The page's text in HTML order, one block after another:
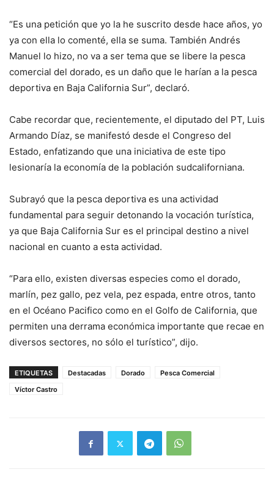
“Es una petición que yo la he suscrito desde hace años, yo
ya con ella lo comenté, ella se suma. También Andrés
Manuel lo hizo, no va a ser tema que se libere la pesca
comercial del dorado, es un daño que le harían a la pesca
deportiva en Baja California Sur”, declaró.
Cabe recordar que, recientemente, el diputado del PT, Luis
Armando Díaz, se manifestó desde el Congreso del
Estado, enfatizando que una iniciativa de este tipo
lesionaría la economía de la población sudcaliforniana.
Subrayó que la pesca deportiva es una actividad
fundamental para seguir detonando la vocación turística,
ya que Baja California Sur es el principal destino a nivel
nacional en cuanto a esta actividad.
“Para ello, existen diversas especies como el dorado,
marlín, pez gallo, pez vela, pez espada, entre otros, tanto
en el Océano Pacifico como en el Golfo de California, que
permiten una derrama económica importante que recae en
diversos sectores, no sólo el turístico”, dijo.
ETIQUETAS Destacadas Dorado
Pesca Comercial
Víctor Castro